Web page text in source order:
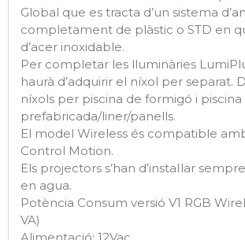
Global que es tracta d’un sistema
completament de plàstic o STD en
d’acer inoxidable.
Per completar les lluminàries
haurà d’adquirir el níxol per separat.
níxols per piscina de formigó i piscina
prefabricada/liner/panells.
El model Wireless és compatible
Control Motion.
Els projectors s’han d’instal·lar
en agua.
Potència Consum versió V1 RGB
VA)